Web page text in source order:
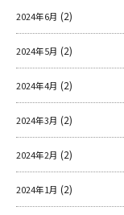
2024年6月 (2)
2024年5月 (2)
2024年4月 (2)
2024年3月 (2)
2024年2月 (2)
2024年1月 (2)